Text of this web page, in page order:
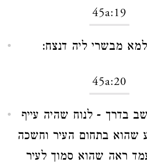
45a:19
מבשרי ליה דנצח:
45a:20
בדרך - לנוח שהיה עייף
שהוא בתחום העיר וחשכה
ראה שהוא סמוך לעיר